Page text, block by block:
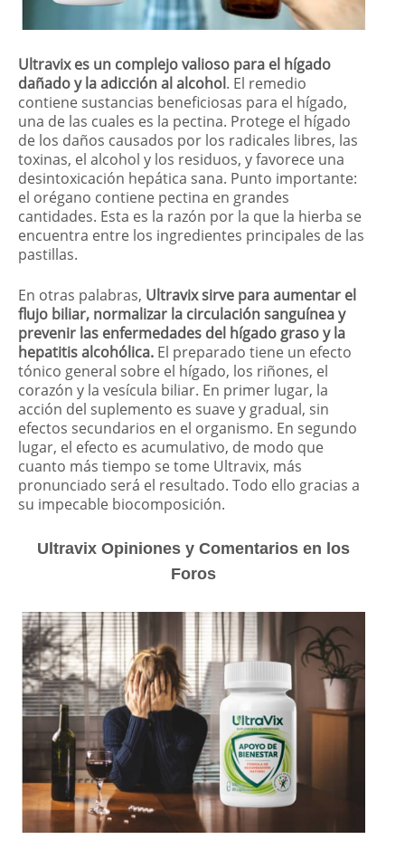
Ultravix es un complejo valioso para el hígado
dañado y la adicción al alcohol. El remedio
contiene sustancias beneficiosas para el hígado,
una de las cuales es la pectina. Protege el hígado
de los daños causados por los radicales libres, las
toxinas, el alcohol y los residuos, y favorece una
desintoxicación hepática sana. Punto importante:
el orégano contiene pectina en grandes
cantidades. Esta es la razón por la que la hierba se
encuentra entre los ingredientes principales de las
pastillas.
En otras palabras, Ultravix sirve para aumentar el
flujo biliar, normalizar la circulación sanguínea y
prevenir las enfermedades del hígado graso y la
hepatitis alcohólica. El preparado tiene un efecto
tónico general sobre el hígado, los riñones, el
corazón y la vesícula biliar. En primer lugar, la
acción del suplemento es suave y gradual, sin
efectos secundarios en el organismo. En segundo
lugar, el efecto es acumulativo, de modo que
cuanto más tiempo se tome Ultravix, más
pronunciado será el resultado. Todo ello gracias a
su impecable biocomposición.
Ultravix Opiniones y Comentarios en los
Foros